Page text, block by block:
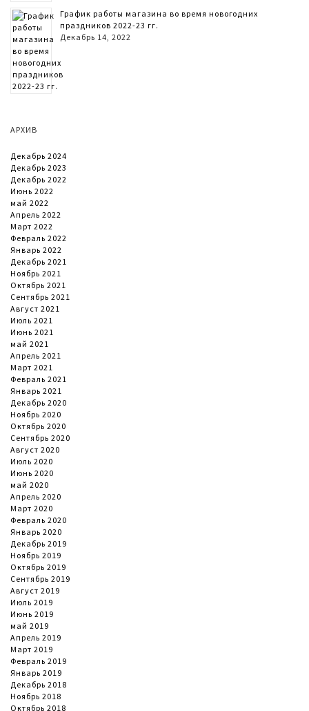
График работы магазина во время новогодних
праздников 2022-23 гг.
Декабрь 14, 2022
АРХИВ
Декабрь 2024
Декабрь 2023
Декабрь 2022
Июнь 2022
май 2022
Апрель 2022
Март 2022
Февраль 2022
Январь 2022
Декабрь 2021
Ноябрь 2021
Октябрь 2021
Сентябрь 2021
Август 2021
Июль 2021
Июнь 2021
май 2021
Апрель 2021
Март 2021
Февраль 2021
Январь 2021
Декабрь 2020
Ноябрь 2020
Октябрь 2020
Сентябрь 2020
Август 2020
Июль 2020
Июнь 2020
май 2020
Апрель 2020
Март 2020
Февраль 2020
Январь 2020
Декабрь 2019
Ноябрь 2019
Октябрь 2019
Сентябрь 2019
Август 2019
Июль 2019
Июнь 2019
май 2019
Апрель 2019
Март 2019
Февраль 2019
Январь 2019
Декабрь 2018
Ноябрь 2018
Октябрь 2018